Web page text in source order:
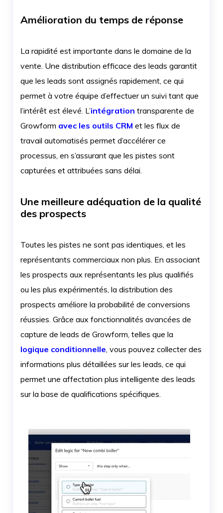
Amélioration du temps de réponse
La rapidité est importante dans le domaine de la
vente. Une distribution efficace des leads garantit
que les leads sont assignés rapidement, ce qui
permet à votre équipe d’effectuer un suivi tant que
l’intérêt est élevé. L’intégration transparente de
Growform avec les outils CRM et les flux de
travail automatisés permet d’accélérer ce
processus, en s’assurant que les pistes sont
capturées et attribuées sans délai.
Une meilleure adéquation de la qualité
des prospects
Toutes les pistes ne sont pas identiques, et les
représentants commerciaux non plus. En associant
les prospects aux représentants les plus qualifiés
ou les plus expérimentés, la distribution des
prospects améliore la probabilité de conversions
réussies. Grâce aux fonctionnalités avancées de
capture de leads de Growform, telles que la
logique conditionnelle, vous pouvez collecter des
informations plus détaillées sur les leads, ce qui
permet une affectation plus intelligente des leads
sur la base de qualifications spécifiques.